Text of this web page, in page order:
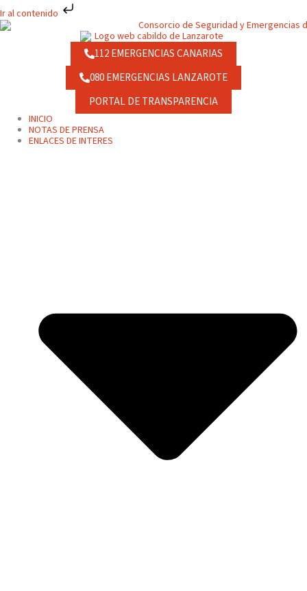
Ir al contenido
al
contenido
112 EMERGENCIAS CANARIAS
080 EMERGENCIAS LANZAROTE
PORTAL DE TRANSPARENCIA
INICIO
NOTAS DE PRENSA
ENLACES DE INTERES